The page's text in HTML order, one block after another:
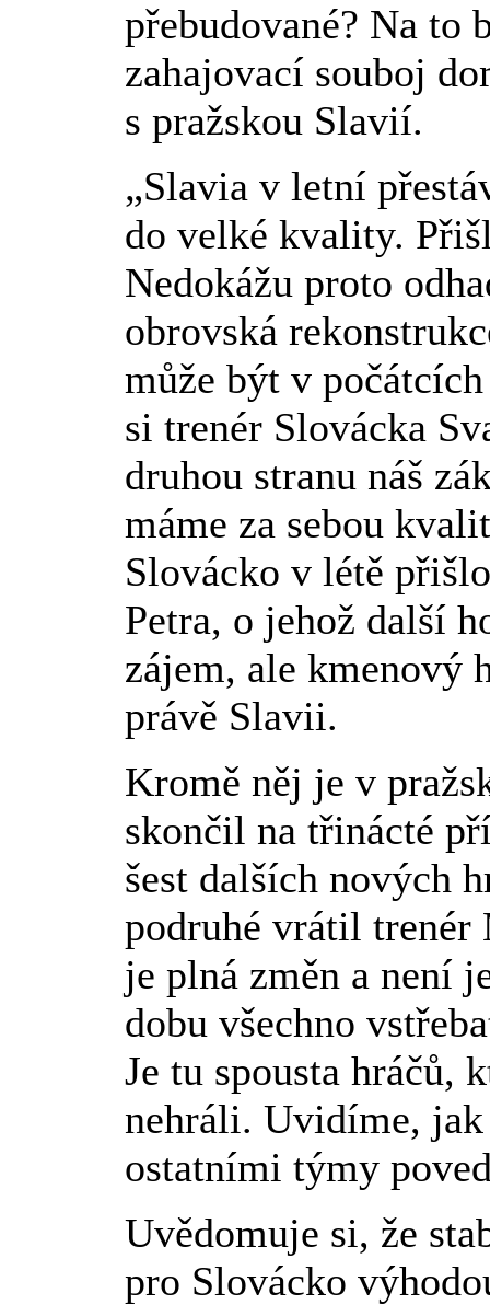
přebudované? Na to
zahajovací souboj
s pražskou Slavií.
„Slavia v letní
do velké kvality.
Nedokážu proto
obrovská
může být v
si trenér Slovácka
druhou stranu náš
máme za sebou
Slovácko v létě
Petra, o jehož další
zájem, ale kmenový
právě Slavii.
Kromě něj je v
skončil na třinácté
šest dalších nových
podruhé vrátil trenér
je plná změn a není
dobu všechno
Je tu spousta hráčů,
nehráli. Uvidíme,
ostatními týmy
Uvědomuje si, že
pro Slovácko